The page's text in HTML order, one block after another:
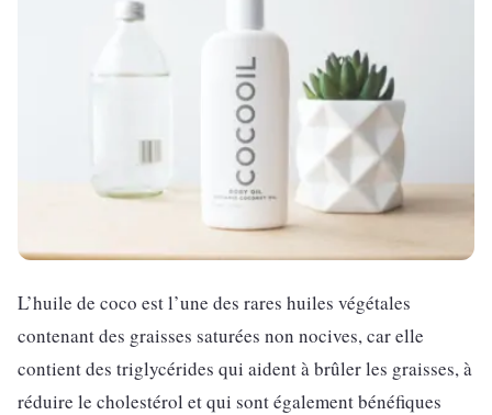
L’huile de coco est l’une des rares huiles végétales
contenant des graisses saturées non nocives, car elle
contient des triglycérides qui aident à brûler les graisses, à
réduire le cholestérol et qui sont également bénéfiques